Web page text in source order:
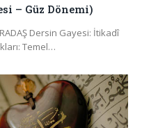
– Güz Dönemi)
Dersin Gayesi: İtikadî
Temel…